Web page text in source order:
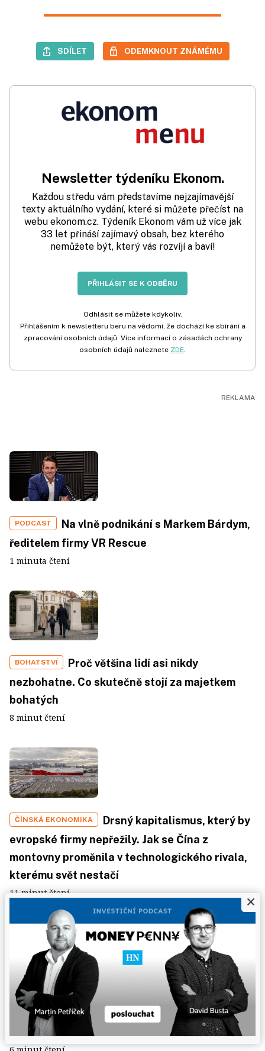
SDÍLET ODEMKNOUT ZNÁMÉMU
Newsletter týdeníku Ekonom.
Každou středu vám představíme nejzajímavější
texty aktuálního vydání, které si můžete přečíst na
webu ekonom.cz. Týdeník Ekonom vám už více jak
33 let přináší zajímavý obsah, bez kterého
nemůžete být, který vás rozvíjí a baví!
PŘIHLÁSIT SE K ODBĚRU
Odhlásit se můžete kdykoliv.
Přihlášením k newsletteru beru na vědomí, že dochází ke sbírání a
zpracování osobních údajů. Více informací o zásadách ochrany
osobních údajů naleznete ZDE.
PODCAST
Na vlně podnikání s Markem Bárdym,
ředitelem firmy VR Rescue
1 minuta čtení
BOHATSTVÍ
Proč většina lidí asi nikdy
nezbohatne. Co skutečně stojí za majetkem
bohatých
8 minut čtení
ČÍNSKÁ EKONOMIKA
Drsný kapitalismus, který by
evropské firmy nepřežily. Jak se Čína z
montovny proměnila v technologického rivala,
kterému svět nestačí
11 minut čtení
INVESTIČNÍ PODVODY
Naletěli jste při investování
a přišli o velké peníze? Mohlo být i hůř, alespoň
jste neskončili vyhladovělí v džungli
×